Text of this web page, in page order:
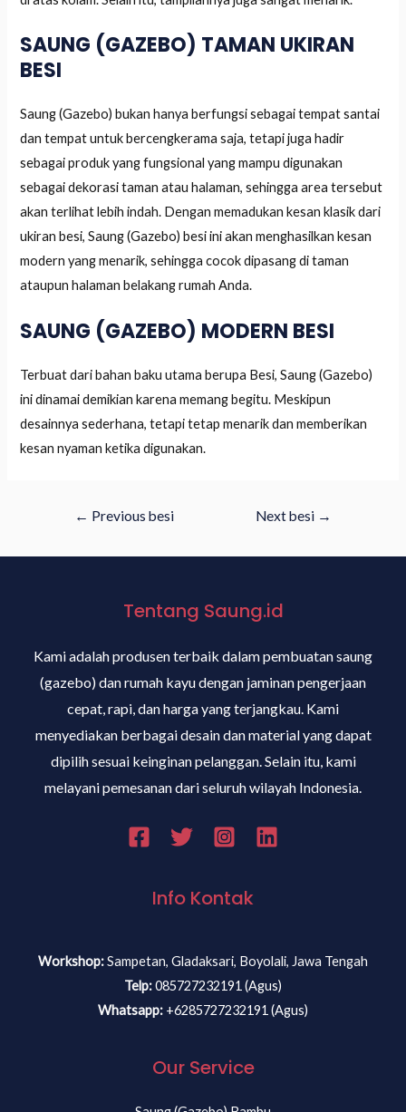
SAUNG (GAZEBO) TAMAN UKIRAN
BESI
Saung (Gazebo) bukan hanya berfungsi sebagai tempat santai
dan tempat untuk bercengkerama saja, tetapi juga hadir
sebagai produk yang fungsional yang mampu digunakan
sebagai dekorasi taman atau halaman, sehingga area tersebut
akan terlihat lebih indah. Dengan memadukan kesan klasik dari
ukiran besi, Saung (Gazebo) besi ini akan menghasilkan kesan
modern yang menarik, sehingga cocok dipasang di taman
ataupun halaman belakang rumah Anda.
SAUNG (GAZEBO) MODERN BESI
Terbuat dari bahan baku utama berupa Besi, Saung (Gazebo)
ini dinamai demikian karena memang begitu. Meskipun
desainnya sederhana, tetapi tetap menarik dan memberikan
kesan nyaman ketika digunakan.
← Previous besi Next besi →
Tentang Saung.id
Kami adalah produsen terbaik dalam pembuatan saung
(gazebo) dan rumah kayu dengan jaminan pengerjaan
cepat, rapi, dan harga yang terjangkau. Kami
menyediakan berbagai desain dan material yang dapat
dipilih sesuai keinginan pelanggan. Selain itu, kami
melayani pemesanan dari seluruh wilayah Indonesia.
Info Kontak
Workshop:Sampetan, Gladaksari, Boyolali, Jawa Tengah
Telp:085727232191 (Agus)
Whatsapp: +6285727232191 (Agus)
Our Service